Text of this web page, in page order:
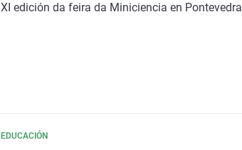
XI edición da feira da Miniciencia en Pontevedra
EDUCACIÓN